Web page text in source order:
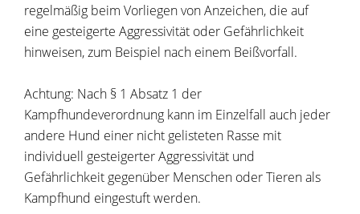
regelmäßig beim Vorliegen von Anzeichen, die auf
eine gesteigerte Aggressivität oder Gefährlichkeit
hinweisen, zum Beispiel nach einem Beißvorfall.
Achtung: Nach § 1 Absatz 1 der
Kampfhundeverordnung kann im Einzelfall auch jeder
andere Hund einer nicht gelisteten Rasse mit
individuell gesteigerter Aggressivität und
Gefährlichkeit gegenüber Menschen oder Tieren als
Kampfhund eingestuft werden.